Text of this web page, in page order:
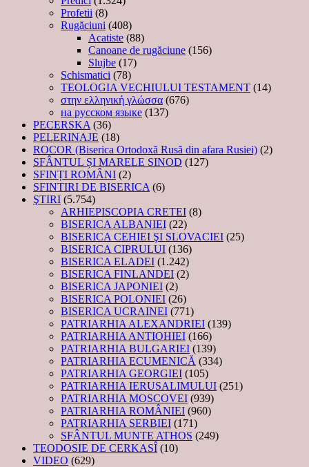
Profetii (8)
Rugăciuni (408)
Acatiste (88)
Canoane de rugăciune (156)
Slujbe (17)
Schismatici (78)
TEOLOGIA VECHIULUI TESTAMENT (14)
στην ελληνική γλώσσα (676)
на русском языке (137)
PECERSKA (36)
PELERINAJE (18)
ROCOR (Biserica Ortodoxă Rusă din afara Rusiei) (2)
SFÂNTUL ȘI MARELE SINOD (127)
SFINȚI ROMÂNI (2)
SFINTIRI DE BISERICA (6)
ŞTIRI (5.754)
ARHIEPISCOPIA CRETEI (8)
BISERICA ALBANIEI (22)
BISERICA CEHIEI ŞI SLOVACIEI (25)
BISERICA CIPRULUI (136)
BISERICA ELADEI (1.242)
BISERICA FINLANDEI (2)
BISERICA JAPONIEI (2)
BISERICA POLONIEI (26)
BISERICA UCRAINEI (771)
PATRIARHIA ALEXANDRIEI (139)
PATRIARHIA ANTIOHIEI (166)
PATRIARHIA BULGARIEI (139)
PATRIARHIA ECUMENICĂ (334)
PATRIARHIA GEORGIEI (105)
PATRIARHIA IERUSALIMULUI (251)
PATRIARHIA MOSCOVEI (939)
PATRIARHIA ROMÂNIEI (960)
PATRIARHIA SERBIEI (171)
SFÂNTUL MUNTE ATHOS (249)
TEODOSIE DE CERKASÎ (10)
VIDEO (629)